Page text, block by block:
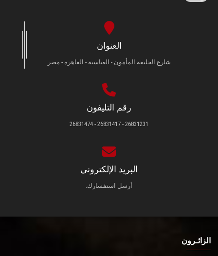
العنوان
شارع الخليفة المأمون - العباسية - القاهرة - مصر
رقم التليفون
26831231 - 26831417 - 26831474
البريد الإلكتروني
أرسل استفسارك.
الزائـرون